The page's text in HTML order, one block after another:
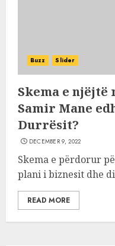
Buzz Slider
Skema e njëjtë
Samir Mane
Durrësit?
DECEMBER 9, 2022
Skema e përdorur
plani i biznesit dhe
READ MORE